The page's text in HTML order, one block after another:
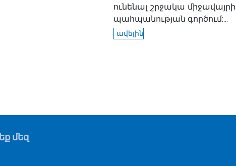
ունենալ շրջակա միջավայրի
պահպանության գործում:...
ավելին
մեզ